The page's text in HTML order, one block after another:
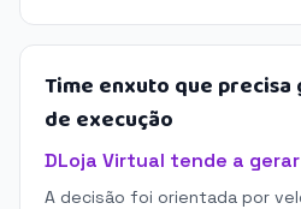
Time enxuto que
de execução
DLoja Virtual tende a
A decisão foi orientada por